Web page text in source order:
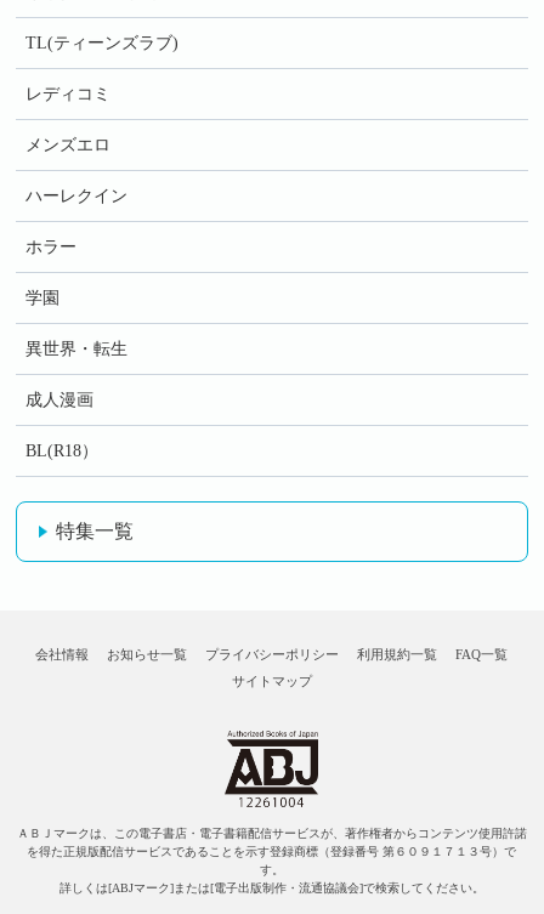
TL(ティーンズラブ)
レディコミ
メンズエロ
ハーレクイン
ホラー
学園
異世界・転生
成人漫画
BL(R18）
特集一覧
会社情報 お知らせ一覧 プライバシーポリシー 利用規約一覧
FAQ一覧
サイトマップ
ＡＢＪマークは、この電子書店・電子書籍配信サービスが、著作権者からコンテンツ使用許諾
を得た正規版配信サービスであることを示す登録商標（登録番号 第６０９１７１３号）で
す。
詳しくは[ABJマーク]または[電子出版制作・流通協議会]で検索してください。